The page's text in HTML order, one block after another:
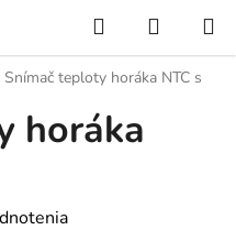
Hľadať
KOŠÍK
Snímač teploty horáka NTC s
horáka